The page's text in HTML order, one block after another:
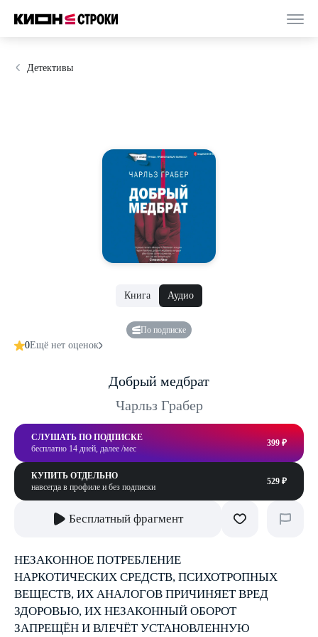
Детективы
Книга Аудио
По подписке
0Ещё нет оценок
Добрый медбрат
Чарльз Грабер
СЛУШАТЬ ПО ПОДПИСКЕ
бесплатно 14 дней, далее /мес
399 ₽
КУПИТЬ ОТДЕЛЬНО
навсегда в профиле и без подписки
529 ₽
Бесплатный фрагмент
НЕЗАКОННОЕ ПОТРЕБЛЕНИЕ
НАРКОТИЧЕСКИХ СРЕДСТВ, ПСИХОТРОПНЫХ
ВЕЩЕСТВ, ИХ АНАЛОГОВ ПРИЧИНЯЕТ ВРЕД
ЗДОРОВЬЮ, ИХ НЕЗАКОННЫЙ ОБОРОТ
ЗАПРЕЩЁН И ВЛЕЧЁТ УСТАНОВЛЕННУЮ